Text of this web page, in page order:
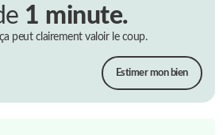
1 minute.
peut clairement valoir le coup.
Estimer mon bien